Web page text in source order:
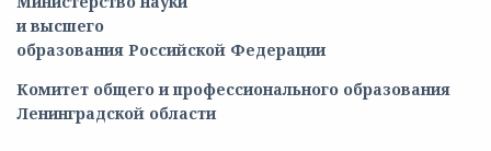
и высшего
образования Российской Федерации
Комитет общего и профессионального образования
Ленинградской области